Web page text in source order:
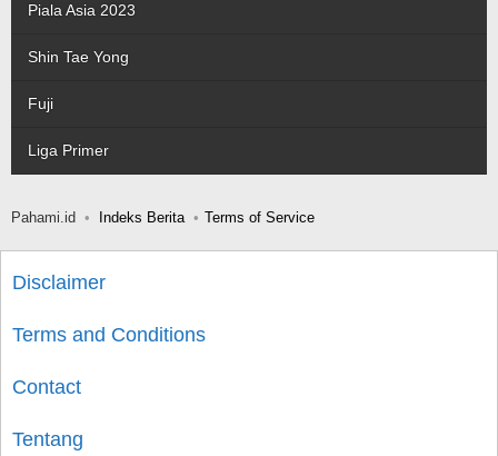
Piala Asia 2023
Shin Tae Yong
Fuji
Liga Primer
Pahami.id Indeks Berita Terms of Service
Disclaimer
Terms and Conditions
Contact
Tentang